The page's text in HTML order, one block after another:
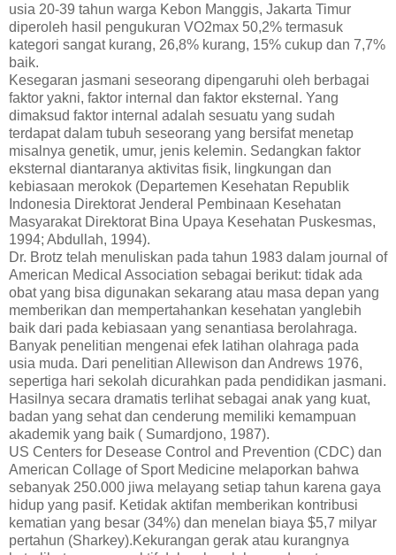
usia 20-39 tahun warga Kebon Manggis, Jakarta Timur
diperoleh hasil pengukuran VO2max 50,2% termasuk
kategori sangat kurang, 26,8% kurang, 15% cukup dan 7,7%
baik.
Kesegaran jasmani seseorang dipengaruhi oleh berbagai
faktor yakni, faktor internal dan faktor eksternal. Yang
dimaksud faktor internal adalah sesuatu yang sudah
terdapat dalam tubuh seseorang yang bersifat menetap
misalnya genetik, umur, jenis kelemin. Sedangkan faktor
eksternal diantaranya aktivitas fisik, lingkungan dan
kebiasaan merokok (Departemen Kesehatan Republik
Indonesia Direktorat Jenderal Pembinaan Kesehatan
Masyarakat Direktorat Bina Upaya Kesehatan Puskesmas,
1994; Abdullah, 1994).
Dr. Brotz telah menuliskan pada tahun 1983 dalam journal of
American Medical Association sebagai berikut: tidak ada
obat yang bisa digunakan sekarang atau masa depan yang
memberikan dan mempertahankan kesehatan yanglebih
baik dari pada kebiasaan yang senantiasa berolahraga.
Banyak penelitian mengenai efek latihan olahraga pada
usia muda. Dari penelitian Allewison dan Andrews 1976,
sepertiga hari sekolah dicurahkan pada pendidikan jasmani.
Hasilnya secara dramatis terlihat sebagai anak yang kuat,
badan yang sehat dan cenderung memiliki kemampuan
akademik yang baik ( Sumardjono, 1987).
US Centers for Desease Control and Prevention (CDC) dan
American Collage of Sport Medicine melaporkan bahwa
sebanyak 250.000 jiwa melayang setiap tahun karena gaya
hidup yang pasif. Ketidak aktifan memberikan kontribusi
kematian yang besar (34%) dan menelan biaya $5,7 milyar
pertahun (Sharkey).Kekurangan gerak atau kurangnya